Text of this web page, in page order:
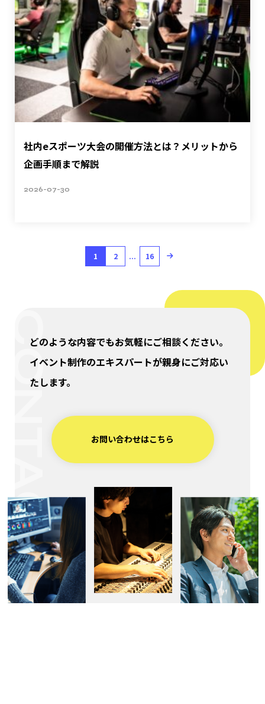
社内eスポーツ大会の開催方法とは？メリットから
企画手順まで解説
2026-07-30
1 2 ... 16
CONTACTどのような内容でもお気軽にご相談ください。
イベント制作のエキスパートが親身にご対応い
たします。
お問い合わせはこちら